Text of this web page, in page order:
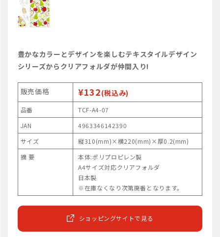
豊かなカラーとデザインを楽しむテキスタイルデザイン
シリーズからクリアフォルダが仲間入り!
販売価格 ¥132(税込み)
品番
TCF-A4-07
JAN
4963346142390
サイズ
縦310(mm)×横220(mm)×厚0.2(mm)
摘 要
本体:ポリプロピレン製
A4サイズ対応クリアフォルダ
日本製
※在庫なくなり次第廃番となります。
ショッピングサイトで見る